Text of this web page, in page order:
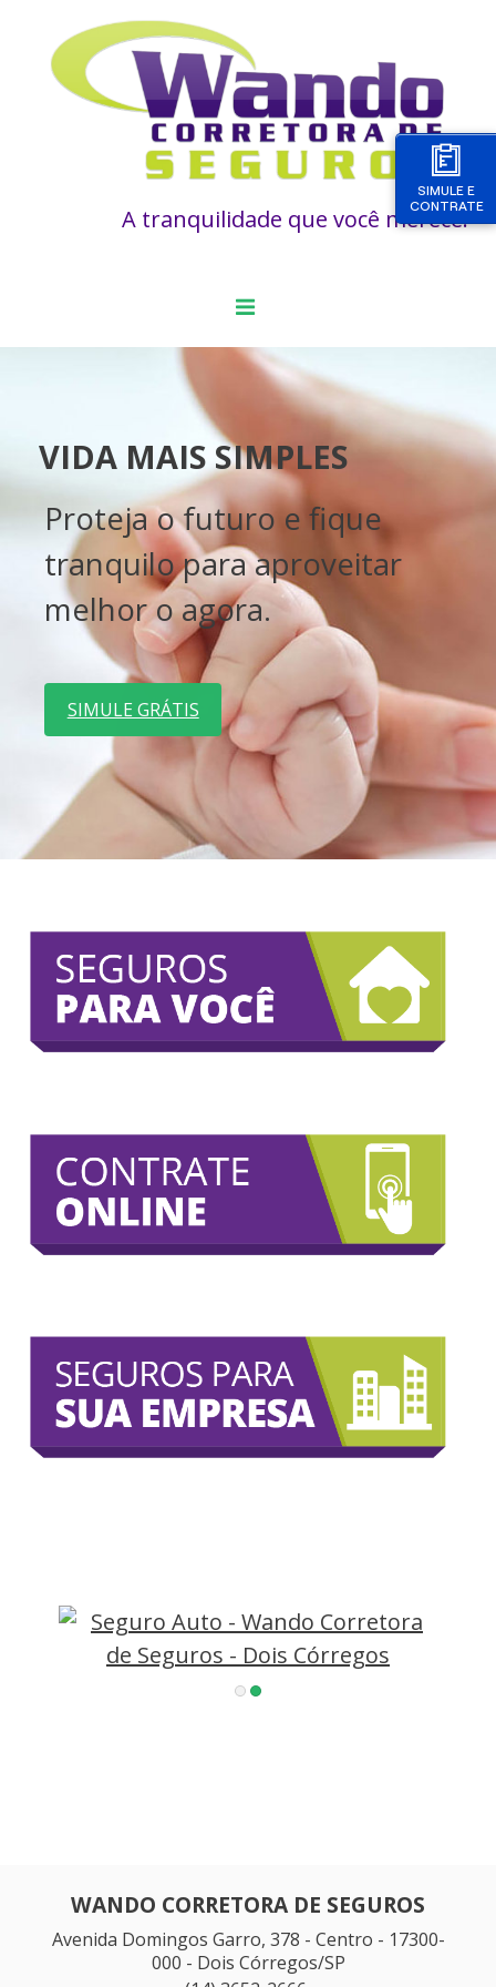
SIMULE E
CONTRATE
A tranquilidade que você merece!
VIDA MAIS SIMPLES
Proteja o futuro e fique
tranquilo para aproveitar
melhor o agora.
SIMULE GRÁTIS
WANDO CORRETORA DE SEGUROS
Avenida Domingos Garro, 378 - Centro - 17300-
000 - Dois Córregos/SP